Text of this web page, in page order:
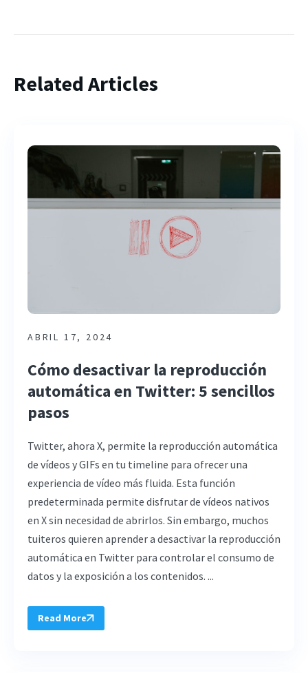
Related Articles
ABRIL 17, 2024
Cómo desactivar la reproducción
automática en Twitter: 5 sencillos
pasos
Twitter, ahora X, permite la reproducción automática
de vídeos y GIFs en tu timeline para ofrecer una
experiencia de vídeo más fluida. Esta función
predeterminada permite disfrutar de vídeos nativos
en X sin necesidad de abrirlos. Sin embargo, muchos
tuiteros quieren aprender a desactivar la reproducción
automática en Twitter para controlar el consumo de
datos y la exposición a los contenidos. ...
Read More